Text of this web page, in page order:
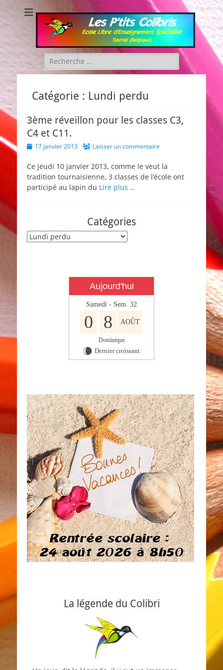
Les P'tits Colibris
Rechercher :
Catégorie : Lundi perdu
3ème réveillon pour les classes C3,
C4 et C11.
Posted17 janvier 2013 Laisser un commentaire
Ce jeudi 10 janvier 2013, comme le veut la
tradition tournaisienne, 3 classes de l’école ont
participé au lapin du Lire plus …
Catégories
Catégories
Aujourd'hui
Samedi - Sem. 32
0 8 AOÛT
Dominique
W Dernier croissant
La légende du Colibri